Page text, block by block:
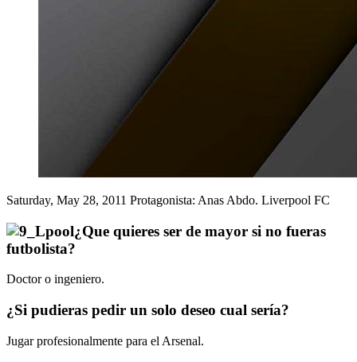
Saturday, May 28, 2011 Protagonista: Anas Abdo. Liverpool FC
¿Que quieres ser de mayor si no fueras
futbolista?
Doctor o ingeniero.
¿Si pudieras pedir un solo deseo cual sería?
Jugar profesionalmente para el Arsenal.